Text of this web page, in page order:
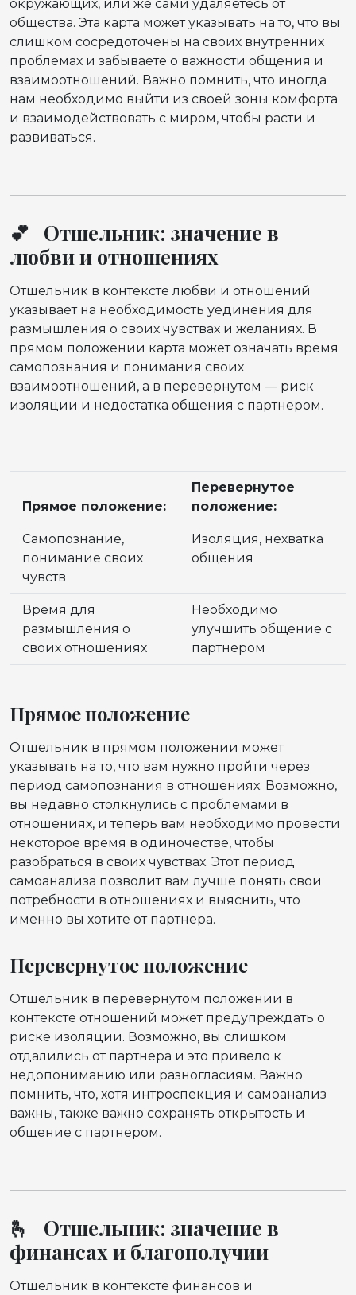
окружающих, или же сами удаляетесь от
общества. Эта карта может указывать на то, что вы
слишком сосредоточены на своих внутренних
проблемах и забываете о важности общения и
взаимоотношений. Важно помнить, что иногда
нам необходимо выйти из своей зоны комфорта
и взаимодействовать с миром, чтобы расти и
развиваться.
💕 Отшельник: значение в
любви и отношениях
Отшельник в контексте любви и отношений
указывает на необходимость уединения для
размышления о своих чувствах и желаниях. В
прямом положении карта может означать время
самопознания и понимания своих
взаимоотношений, а в перевернутом — риск
изоляции и недостатка общения с партнером.
Прямое положение:
Перевернутое
положение:
Самопознание,
понимание своих
чувств
Изоляция, нехватка
общения
Время для
размышления о
своих отношениях
Необходимо
улучшить общение с
партнером
Прямое положение
Отшельник в прямом положении может
указывать на то, что вам нужно пройти через
период самопознания в отношениях. Возможно,
вы недавно столкнулись с проблемами в
отношениях, и теперь вам необходимо провести
некоторое время в одиночестве, чтобы
разобраться в своих чувствах. Этот период
самоанализа позволит вам лучше понять свои
потребности в отношениях и выяснить, что
именно вы хотите от партнера.
Перевернутое положение
Отшельник в перевернутом положении в
контексте отношений может предупреждать о
риске изоляции. Возможно, вы слишком
отдалились от партнера и это привело к
недопониманию или разногласиям. Важно
помнить, что, хотя интроспекция и самоанализ
важны, также важно сохранять открытость и
общение с партнером.
🫰 Отшельник: значение в
финансах и благополучии
Отшельник в контексте финансов и